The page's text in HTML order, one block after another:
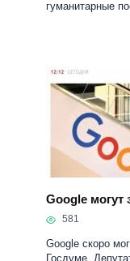
гуманитарные
Google могут
581
Google скоро